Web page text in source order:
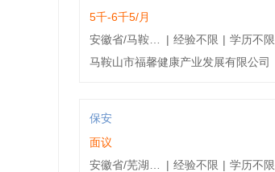
5千-6千5/月
| 经验不限 | 学历不限
马鞍山市福馨健康产业发展有限公司
保安
面议
| 经验不限 | 学历不限